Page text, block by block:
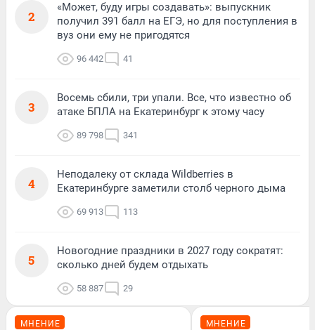
2
«Может, буду игры создавать»: выпускник
получил 391 балл на ЕГЭ, но для поступления в
вуз они ему не пригодятся
96 442 41
3
Восемь сбили, три упали. Все, что известно об
атаке БПЛА на Екатеринбург к этому часу
89 798 341
4
Неподалеку от склада Wildberries в
Екатеринбурге заметили столб черного дыма
69 913 113
5
Новогодние праздники в 2027 году сократят:
сколько дней будем отдыхать
58 887 29
МНЕНИЕ МНЕНИЕ